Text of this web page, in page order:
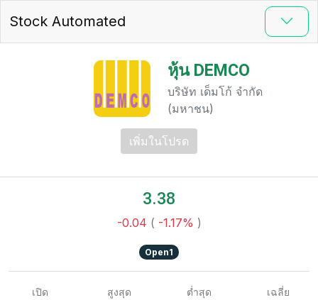
Stock Automated
หุ้น DEMCO
บริษัท เด็มโก้ จำกัด
(มหาชน)
เพิ่มในโปรด
3.38
-0.04 ( -1.17% )
Open1
เปิด สูงสุด ต่ำสุด เฉลี่ย